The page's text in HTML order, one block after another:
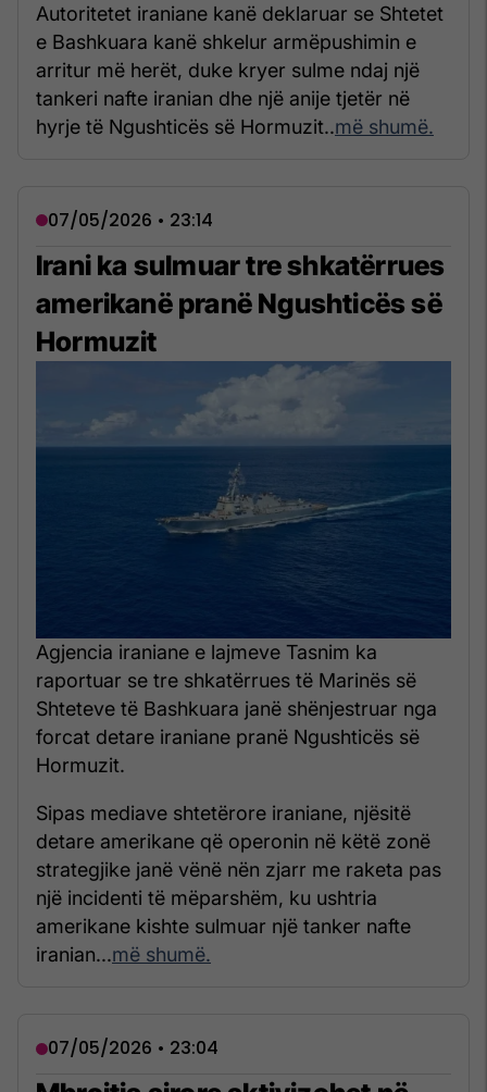
Autoritetet iraniane kanë deklaruar se Shtetet
e Bashkuara kanë shkelur armëpushimin e
arritur më herët, duke kryer sulme ndaj një
tankeri nafte iranian dhe një anije tjetër në
hyrje të Ngushticës së Hormuzit..më shumë.
07/05/2026 • 23:14
Irani ka sulmuar tre shkatërrues
amerikanë pranë Ngushticës së
Hormuzit
Agjencia iraniane e lajmeve Tasnim ka
raportuar se tre shkatërrues të Marinës së
Shteteve të Bashkuara janë shënjestruar nga
forcat detare iraniane pranë Ngushticës së
Hormuzit.
Sipas mediave shtetërore iraniane, njësitë
detare amerikane që operonin në këtë zonë
strategjike janë vënë nën zjarr me raketa pas
një incidenti të mëparshëm, ku ushtria
amerikane kishte sulmuar një tanker nafte
iranian...më shumë.
07/05/2026 • 23:04